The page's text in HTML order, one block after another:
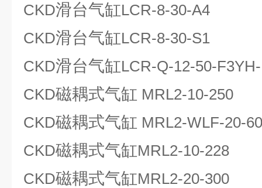
CKD滑台气缸LCR-8-30-A4
CKD滑台气缸LCR-8-30-S1
CKD滑台气缸LCR-Q-12-50-
CKD磁耦式气缸 MRL2-10-250
CKD磁耦式气缸 MRL2-WLF-20-
CKD磁耦式气缸MRL2-10-228
CKD磁耦式气缸MRL2-20-300